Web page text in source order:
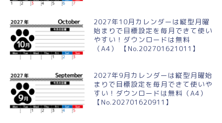
2027年10月カレンダーは縦型月曜
始まりで目標設定を毎月できて使い
やすい！ダウンロードは無料
（A4） 【No.202701621011】
2027年9月カレンダーは縦型月曜始
まりで目標設定を毎月できて使いや
すい！ダウンロードは無料（A4）
【No.202701620911】